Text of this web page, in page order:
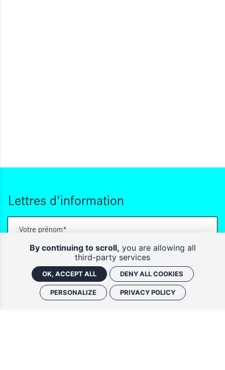
Lettres d'information
Vous souhaitez vous abonner à :
By continuing to scroll, you are allowing all
third-party services
OK, ACCEPT ALL DENY ALL COOKIES
PERSONALIZE PRIVACY POLICY